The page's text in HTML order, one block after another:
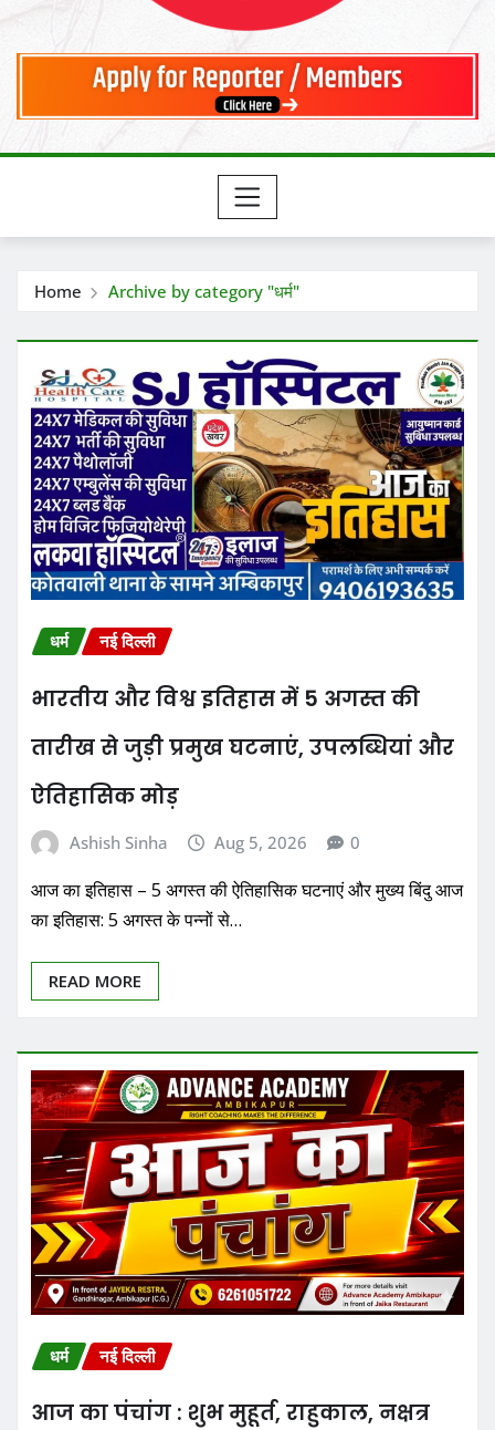
Home Archive by category "धर्म"
धर्म नई दिल्ली
भारतीय और विश्व इतिहास में 5 अगस्त की
तारीख से जुड़ी प्रमुख घटनाएं, उपलब्धियां और
ऐतिहासिक मोड़
Ashish Sinha Aug 5, 2026 0
आज का इतिहास – 5 अगस्त की ऐतिहासिक घटनाएं और मुख्य बिंदु आज
का इतिहास: 5 अगस्त के पन्नों से…
READ MORE
धर्म नई दिल्ली
आज का पंचांग : शुभ मुहूर्त, राहुकाल, नक्षत्र